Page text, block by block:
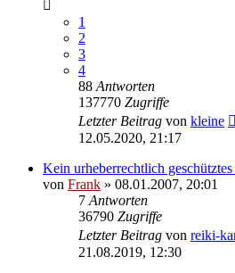
1
2
3
4
88 Antworten
137770 Zugriffe
Letzter Beitrag von kleine
12.05.2020, 21:17
Kein urheberrechtlich
von Frank » 08.01.2007, 20:01
7 Antworten
36790 Zugriffe
Letzter Beitrag von reiki-
21.08.2019, 12:30